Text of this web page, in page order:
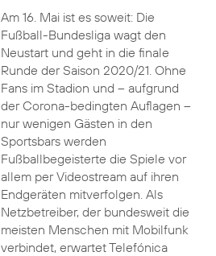
Am 16. Mai ist es soweit: Die
Fußball-Bundesliga wagt den
Neustart und geht in die finale
Runde der Saison 2020/21. Ohne
Fans im Stadion und – aufgrund
der Corona-bedingten Auflagen –
nur wenigen Gästen in den
Sportsbars werden
Fußballbegeisterte die Spiele vor
allem per Videostream auf ihren
Endgeräten mitverfolgen. Als
Netzbetreiber, der bundesweit die
meisten Menschen mit Mobilfunk
verbindet, erwartet Telefónica